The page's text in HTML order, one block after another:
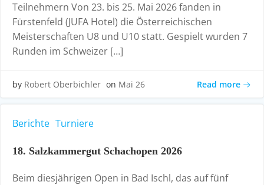
Teilnehmern Von 23. bis 25. Mai 2026 fanden in
Fürstenfeld (JUFA Hotel) die Österreichischen
Meisterschaften U8 und U10 statt. Gespielt wurden 7
Runden im Schweizer […]
by Robert Oberbichler on Mai 26 Read more
Berichte Turniere
18. Salzkammergut Schachopen 2026
Beim diesjährigen Open in Bad Ischl, das auf fünf